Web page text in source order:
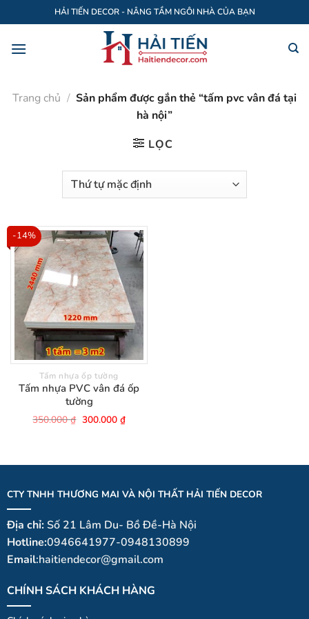
qua
nội
HẢI TIẾN DECOR - NÂNG TẦM NGÔI NHÀ CỦA BẠN
Trang chủ / Sản phẩm được gắn thẻ “tấm pvc vân đá tại
hà nội”
LỌC
-14%
Tấm nhựa ốp tường
Tấm nhựa PVC vân đá ốp
tường
350.000₫ Giá
300.000 ₫Giá
hiện
CTY TNHH THƯƠNG MAI VÀ NỘI THẤT HẢI TIẾN DECOR
Địa chỉ:Số 21 Lâm Du- Bồ Đề-Hà Nội
Hotline:0946641977-0948130899
Email:haitiendecor@gmail.com
CHÍNH SÁCH KHÁCH HÀNG